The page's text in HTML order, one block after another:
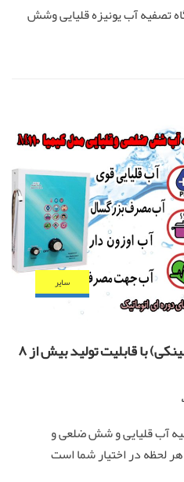
تصفیه آب یونیزه قلیایی وشش
ساير
دستگاه تصفیه آب کیمیا(روسینکی) با قابلیت تولید بیش از ۸
آب قلیایی و شش ضلعی و